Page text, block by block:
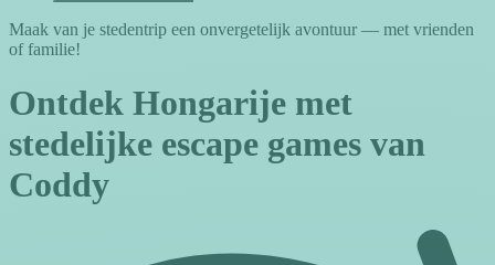
Maak van je stedentrip een onvergetelijk avontuur — met vrienden
of familie!
Ontdek Hongarije met
stedelijke escape games van
Coddy